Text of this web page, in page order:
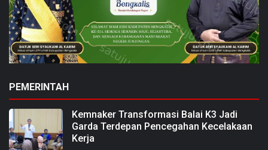
PEMERINTAH
Kemnaker Transformasi Balai K3 Jadi
Garda Terdepan Pencegahan Kecelakaan
Kerja